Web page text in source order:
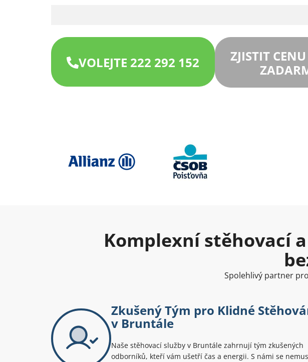
VOLEJTE 222 292 152
ZJISTIT
Komplexní stěhovací
Spolehlivý partner
Zkušený Tým pro Klidné
v Bruntále
Naše stěhovací služby v Bruntále zahrnují tým zkušených
odborníků, kteří vám ušetří čas a energii. S námi se